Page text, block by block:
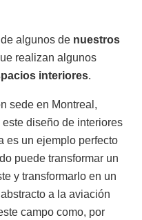
algunos de nuestros
realizan algunos
interiores.
sede en Montreal,
diseño de interiores
es un ejemplo perfecto
puede transformar un
y transformarlo en un
a la aviación
campo como, por